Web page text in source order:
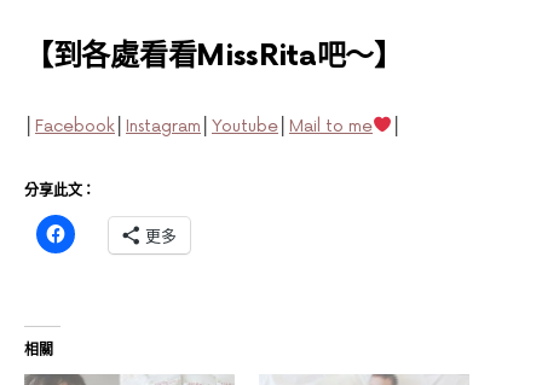
【到各處看看MissRita吧～】
Facebook Instagram Youtube Mail to me
分享此文：
更多
相關